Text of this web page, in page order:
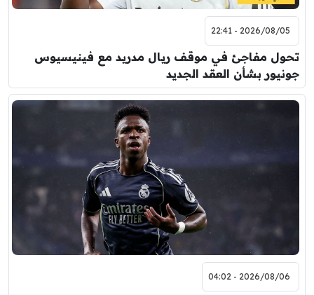
2026/08/05 - 22:41
تحول مفاجئ في موقف ريال مدريد مع فينيسيوس
جونيور بشأن العقد الجديد
2026/08/06 - 04:02